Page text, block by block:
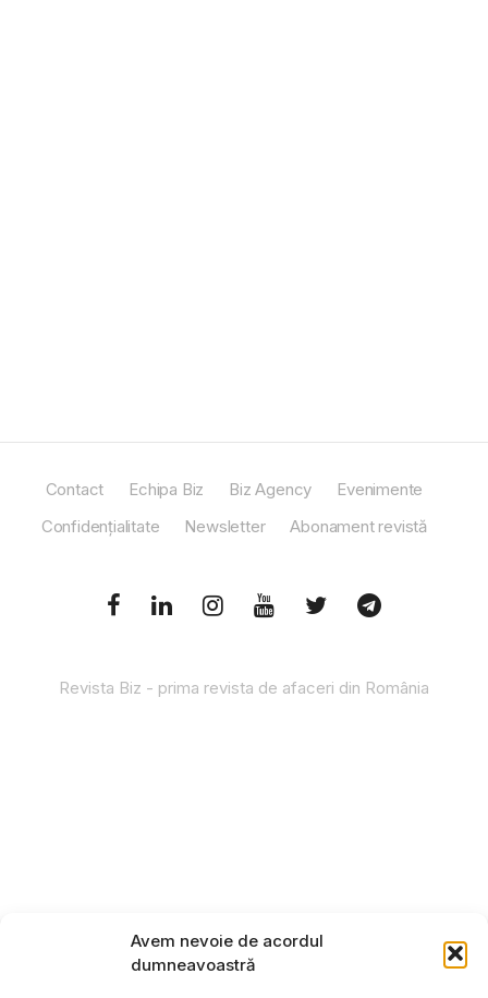
Avem nevoie de acordul
dumneavoastră
Contact Echipa Biz Biz Agency
Evenimente
Confidențialitate
Newsletter Abonament revistă
Revista Biz - prima revista de afaceri din România